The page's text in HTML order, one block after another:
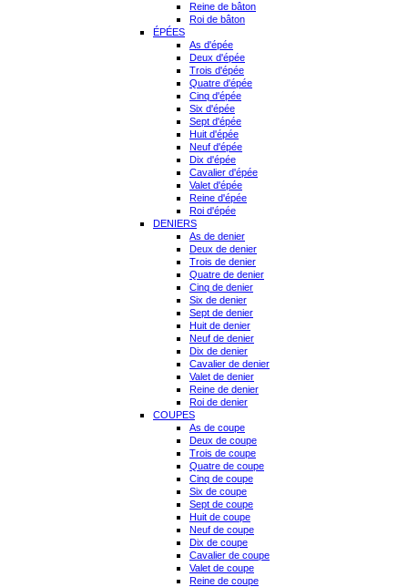
Reine de bâton
Roi de bâton
ÉPÉES
As d'épée
Deux d'épée
Trois d'épée
Quatre d'épée
Cinq d'épée
Six d'épée
Sept d'épée
Huit d'épée
Neuf d'épée
Dix d'épée
Cavalier d'épée
Valet d'épée
Reine d'épée
Roi d'épée
DENIERS
As de denier
Deux de denier
Trois de denier
Quatre de denier
Cinq de denier
Six de denier
Sept de denier
Huit de denier
Neuf de denier
Dix de denier
Cavalier de denier
Valet de denier
Reine de denier
Roi de denier
COUPES
As de coupe
Deux de coupe
Trois de coupe
Quatre de coupe
Cinq de coupe
Six de coupe
Sept de coupe
Huit de coupe
Neuf de coupe
Dix de coupe
Cavalier de coupe
Valet de coupe
Reine de coupe